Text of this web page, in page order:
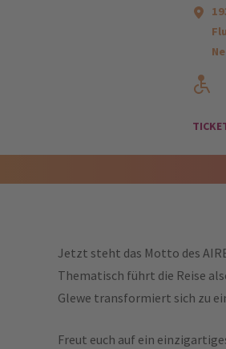
Jetzt steht das Motto des
Thematisch führt die Reise
Glewe transformiert sich zu
Freut euch auf ein